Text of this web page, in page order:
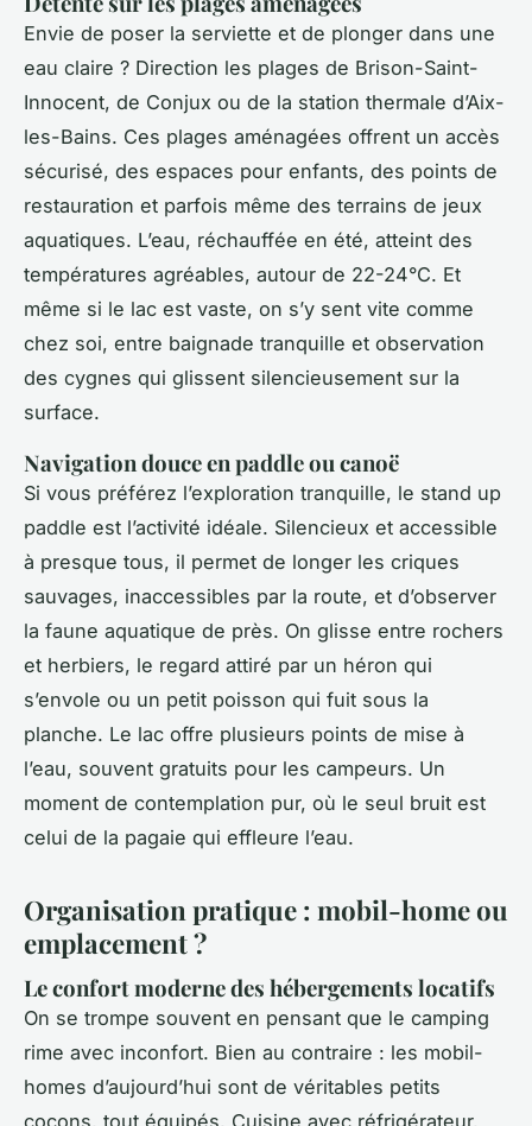
Envie de poser la serviette et de plonger dans une
eau claire ? Direction les plages de Brison-Saint-
Innocent, de Conjux ou de la station thermale d’Aix-
les-Bains. Ces plages aménagées offrent un accès
sécurisé, des espaces pour enfants, des points de
restauration et parfois même des terrains de jeux
aquatiques. L’eau, réchauffée en été, atteint des
températures agréables, autour de 22-24°C. Et
même si le lac est vaste, on s’y sent vite comme
chez soi, entre baignade tranquille et observation
des cygnes qui glissent silencieusement sur la
surface.
Navigation douce en paddle ou canoë
Si vous préférez l’exploration tranquille, le stand up
paddle est l’activité idéale. Silencieux et accessible
à presque tous, il permet de longer les criques
sauvages, inaccessibles par la route, et d’observer
la faune aquatique de près. On glisse entre rochers
et herbiers, le regard attiré par un héron qui
s’envole ou un petit poisson qui fuit sous la
planche. Le lac offre plusieurs points de mise à
l’eau, souvent gratuits pour les campeurs. Un
moment de contemplation pur, où le seul bruit est
celui de la pagaie qui effleure l’eau.
Organisation pratique : mobil-home ou
emplacement ?
Le confort moderne des hébergements locatifs
On se trompe souvent en pensant que le camping
rime avec inconfort. Bien au contraire : les mobil-
homes d’aujourd’hui sont de véritables petits